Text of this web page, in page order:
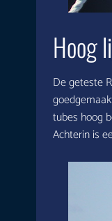
Hoog
De geteste
tubes hoog
Achterin is